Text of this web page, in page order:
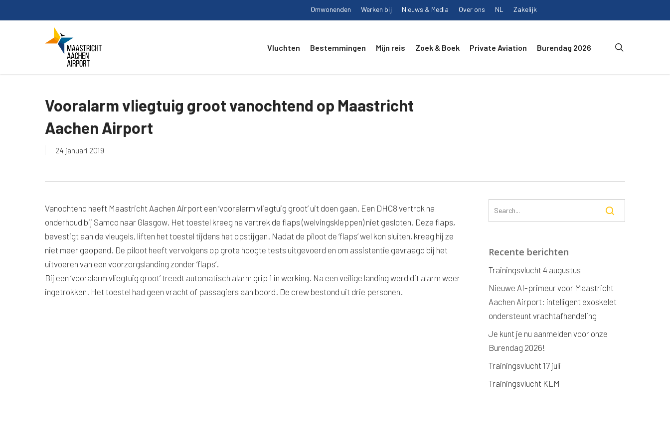
to
Omwonenden Werken bij Nieuws & Media Over ons NL Zakelijk
Vluchten Bestemmingen Mijn reis Zoek & Boek Private Aviation Burendag 2026
Vooralarm vliegtuig groot vanochtend op Maastricht
Aachen Airport
24 januari 2019
Vanochtend heeft Maastricht Aachen Airport een ‘vooralarm vliegtuig groot’ uit doen gaan. Een DHC8 vertrok na
onderhoud bij Samco naar Glasgow. Het toestel kreeg na vertrek de flaps (welvingskleppen) niet gesloten. Deze flaps,
bevestigt aan de vleugels, liften het toestel tijdens het opstijgen. Nadat de piloot de ‘flaps’ wel kon sluiten, kreeg hij ze
niet meer geopend. De piloot heeft vervolgens op grote hoogte tests uitgevoerd en om assistentie gevraagd bij het
uitvoeren van een voorzorgslanding zonder ‘flaps’.
Bij een ‘vooralarm vliegtuig groot’ treedt automatisch alarm grip 1 in werking. Na een veilige landing werd dit alarm weer
ingetrokken. Het toestel had geen vracht of passagiers aan boord. De crew bestond uit drie personen.
Recente berichten
Trainingsvlucht 4 augustus
Nieuwe AI-primeur voor Maastricht
Aachen Airport: intelligent exoskelet
ondersteunt vrachtafhandeling
Je kunt je nu aanmelden voor onze
Burendag 2026!
Trainingsvlucht 17 juli
Trainingsvlucht KLM